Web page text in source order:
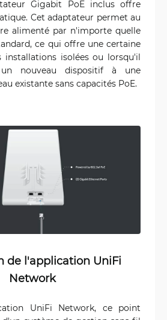
Gigabit PoE inclus offre
Cet adaptateur permet au
alimenté par n'importe quelle
ce qui offre une certaine
installations isolées ou lorsqu'il
nouveau dispositif à une
existante sans capacités PoE.
de l'application UniFi
Network
UniFi Network, ce point